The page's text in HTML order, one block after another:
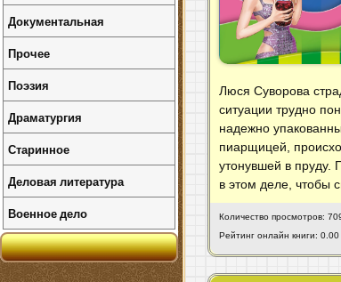
Люся Суворова
ситуации трудно
надежно
пиарщицей,
утонувшей в пруду.
в этом деле, чтобы
Количество просмотров:
Рейтинг онлайн книги: 0.00
Документальная
Прочее
Поэзия
Драматургия
Старинное
Деловая литература
Военное дело